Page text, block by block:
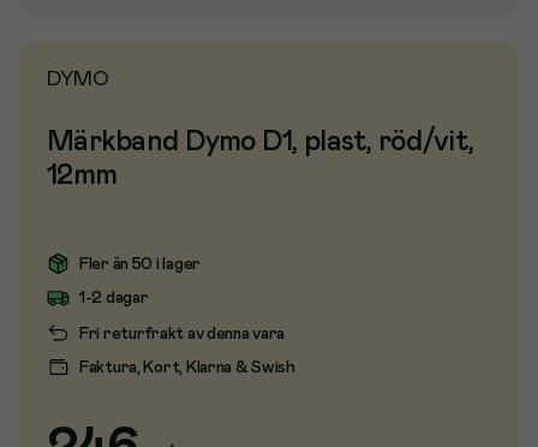
DYMO
Märkband Dymo D1, plast, röd/vit,
12mm
Fler än 50 i lager
Fri returfrakt av denna vara
1-2 dagar
Faktura, Kort, Klarna & Swish